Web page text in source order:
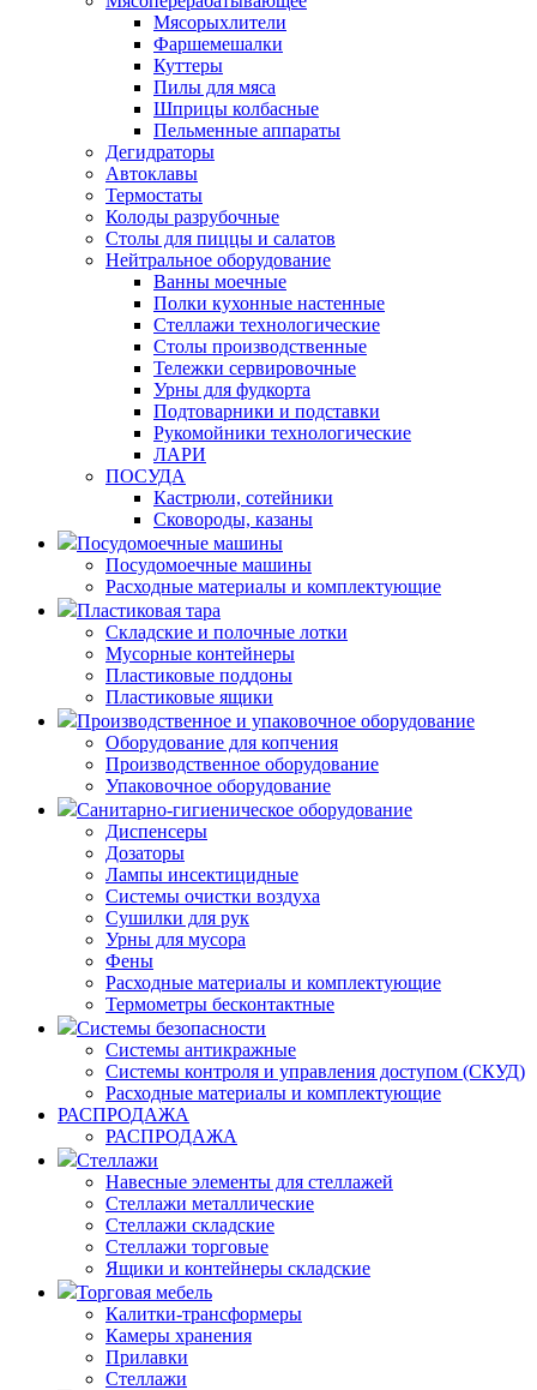
Мясорыхлители
Фаршемешалки
Куттеры
Пилы для мяса
Шприцы колбасные
Пельменные аппараты
Дегидраторы
Автоклавы
Термостаты
Колоды разрубочные
Столы для пиццы и салатов
Нейтральное оборудование
Ванны моечные
Полки кухонные настенные
Стеллажи технологические
Столы производственные
Тележки сервировочные
Урны для фудкорта
Подтоварники и подставки
Рукомойники технологические
ЛАРИ
ПОСУДА
Кастрюли, сотейники
Сковороды, казаны
Посудомоечные машины
Посудомоечные машины
Расходные материалы и комплектующие
Пластиковая тара
Складские и полочные лотки
Мусорные контейнеры
Пластиковые поддоны
Пластиковые ящики
Производственное и упаковочное оборудование
Оборудование для копчения
Производственное оборудование
Упаковочное оборудование
Санитарно-гигиеническое оборудование
Диспенсеры
Дозаторы
Лампы инсектицидные
Системы очистки воздуха
Сушилки для рук
Урны для мусора
Фены
Расходные материалы и комплектующие
Термометры бесконтактные
Системы безопасности
Системы антикражные
Системы контроля и управления доступом (СКУД)
Расходные материалы и комплектующие
РАСПРОДАЖА
РАСПРОДАЖА
Стеллажи
Навесные элементы для стеллажей
Стеллажи металлические
Стеллажи складские
Стеллажи торговые
Ящики и контейнеры складские
Торговая мебель
Калитки-трансформеры
Камеры хранения
Прилавки
Стеллажи